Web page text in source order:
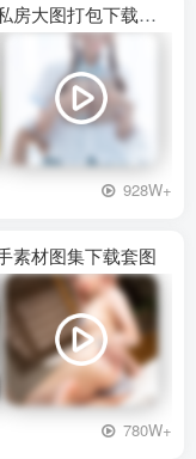
西呱呀呀呀【13套]】写真壁纸素材图包私房大图打包下载百度网盘
928W+
素材图集下载套图
780W+